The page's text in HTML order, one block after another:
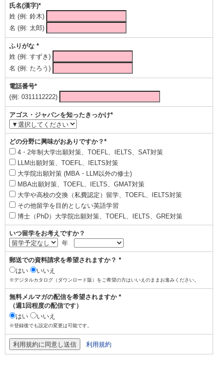
氏名(漢字)*
姓 (例: 鈴木)
名 (例: 太郎)
ふりがな *
姓 (例: すずき)
名 (例: たろう)
電話番号*
(例: 0311112222)
アゴス・ジャパンを知ったきっかけ*
どの分野に興味がおありですか？*
4・2年制大学出願対策、TOEFL、IELTS、SAT対策
LLM出願対策、TOEFL、IELTS対策
大学院出願対策 (MBA・LLM以外の修士)
MBA出願対策、TOEFL、IELTS、GMAT対策
大学や高校の交換（私費認定）留学、TOEFL、IELTS対策
その他留学を目的としない英語学習
博士（PhD）大学院出願対策、TOEFL、IELTS、GRE対策
いつ留学をお考えですか？
年
郵送での資料請求を希望されますか？ *
はい
いいえ
※デジタルカタログ（ダウンロード版）をご希望の方はいいえのままお進みください。
無料メルマガの配信を希望されますか *
（週1回程度の配信です）
はい
いいえ
※登録後でも設定の変更は可能です。
利用規約